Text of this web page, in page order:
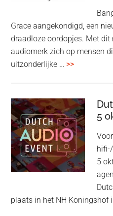
Grace aangekondigd, een
draadloze oordopjes. Met dit
audiomerk zich op mensen
uitzonderlijke … >>overBang
kondigt
Beo
Grace
aan:
high-
end
earbuds
titanium
5
5
plaats in het NH Koningshof